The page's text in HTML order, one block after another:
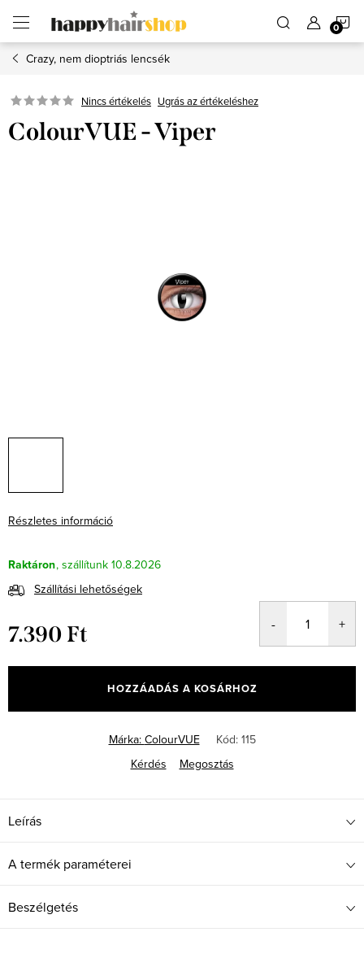
fő
tartalomhozCrazy, nem dioptriás lencsék
Nincs értékelés Ugrás az értékeléshez
ColourVUE - Viper
Részletes információ
Raktáron
10.8.2026
Szállítási lehetőségek
7.390 Ft
HOZZÁADÁS A KOSÁRHOZ
Márka: ColourVUE Kód: 115
Kérdés
Megosztás
Leírás
A termék paraméterei
Beszélgetés